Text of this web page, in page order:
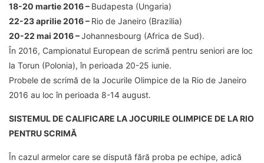
18-20 martie 2016 – Budapesta (Ungaria)
22-23 aprilie 2016 – Rio de Janeiro (Brazilia)
20-22 mai 2016 –Johannesbourg (Africa de Sud).
În 2016, Campionatul European de scrimă pentru seniori are loc
la Torun (Polonia), în perioada 20-25 iunie.
Probele de scrimă de la Jocurile Olimpice de la Rio de Janeiro
2016 au loc în perioada 8-14 august.
SISTEMUL DE CALIFICARE LA JOCURILE OLIMPICE DE LA RIO
PENTRU SCRIMĂ
În cazul armelor care se dispută fără proba pe echipe, adică